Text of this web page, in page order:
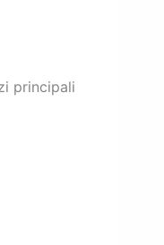
principali